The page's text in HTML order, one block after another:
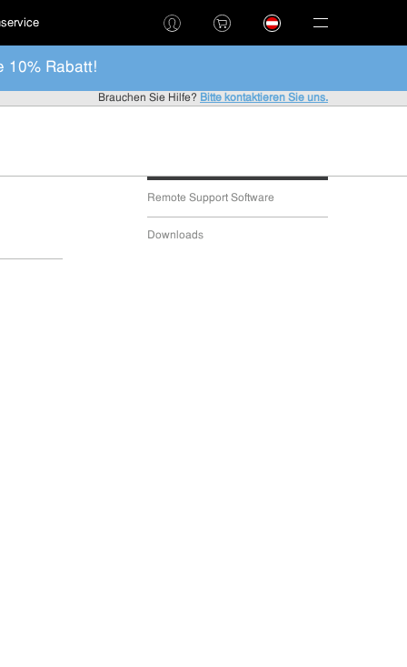
10% Rabatt!
Brauchen Sie Hilfe? Bitte kontaktieren Sie uns.
Remote Support Software
Downloads